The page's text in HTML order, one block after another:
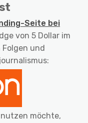
Seite bei
von 5 Dollar im
und
nutzen möchte,